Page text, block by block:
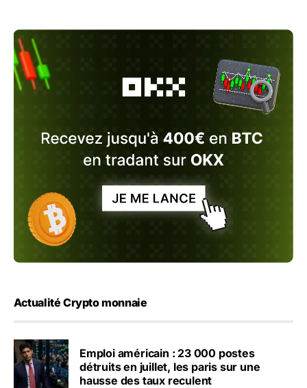
Actualité Crypto monnaie
Emploi américain : 23 000 postes
détruits en juillet, les paris sur une
hausse des taux reculent